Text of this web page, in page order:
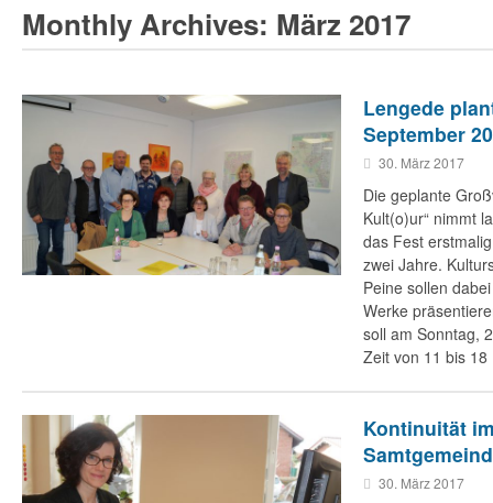
Monthly Archives: März 2017
Lengede
September
30. März 2017
Die geplante
Kult(o)ur“ nimmt
das Fest
zwei Jahre.
Peine sollen
Werke
soll am Sonntag,
Zeit von 11 bis
Kontinuität
30. März 2017